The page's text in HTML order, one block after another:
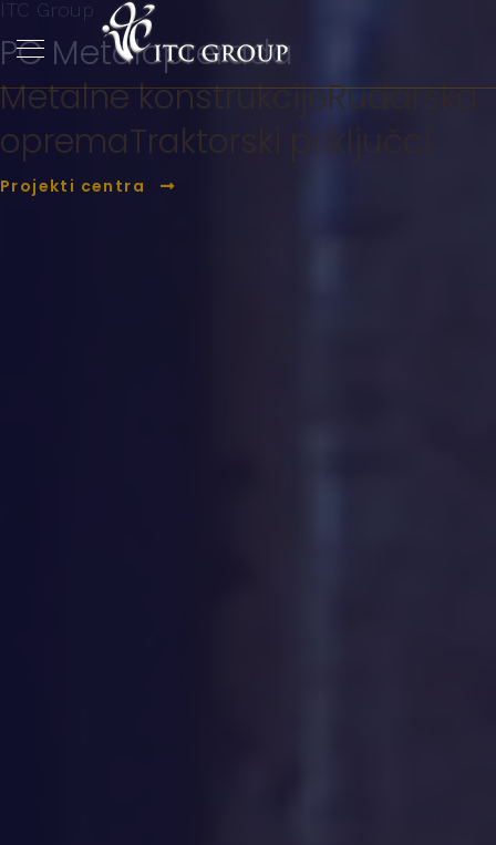
ITC Group
PC Metaloprerada
Metalne konstrukcijeRudarska
opremaTraktorski priključci
Projekti centra